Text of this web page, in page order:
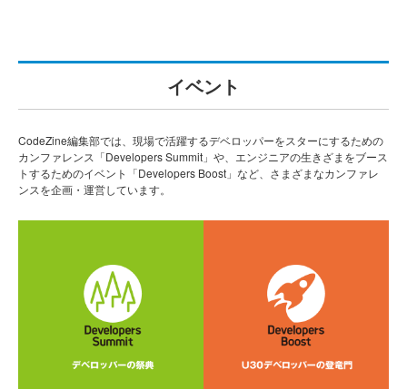
イベント
CodeZine編集部では、現場で活躍するデベロッパーをスターにするための
カンファレンス「Developers Summit」や、エンジニアの生きざまをブース
トするためのイベント「Developers Boost」など、さまざまなカンファレ
ンスを企画・運営しています。